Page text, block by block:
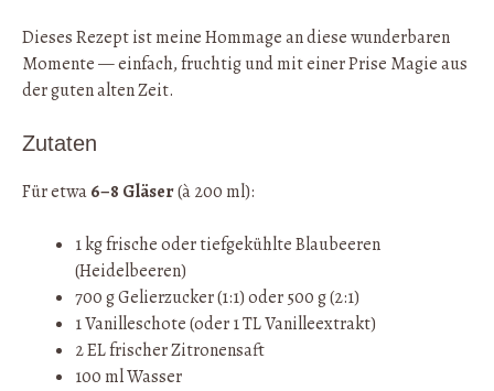
Dieses Rezept ist meine Hommage an diese wunderbaren
Momente — einfach, fruchtig und mit einer Prise Magie aus
der guten alten Zeit.
Zutaten
Für etwa6–8 Gläser(à 200 ml):
1 kg frische oder tiefgekühlte Blaubeeren
(Heidelbeeren)
700 g Gelierzucker (1:1) oder 500 g (2:1)
1 Vanilleschote (oder 1 TL Vanilleextrakt)
2 EL frischer Zitronensaft
100 ml Wasser